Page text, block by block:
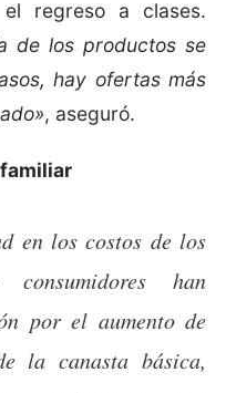
regreso a clases.
de los productos se
hay ofertas más
, aseguró.
en los costos de los
han
por el aumento de
la canasta básica,